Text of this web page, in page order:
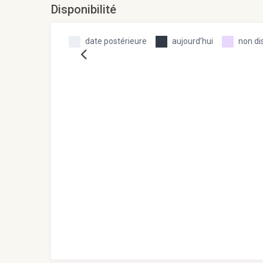
Disponibilité
date postérieure aujourd’hui non